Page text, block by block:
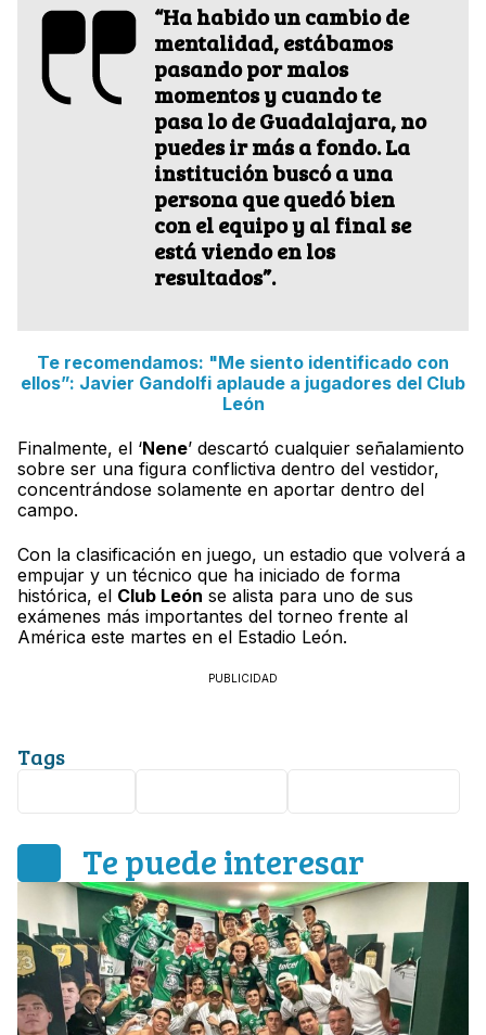
“Ha habido un cambio de
mentalidad, estábamos
pasando por malos
momentos y cuando te
pasa lo de Guadalajara, no
puedes ir más a fondo. La
institución buscó a una
persona que quedó bien
con el equipo y al final se
está viendo en los
resultados”.
Te recomendamos: "Me siento identificado con
ellos”: Javier Gandolfi aplaude a jugadores del Club
León
Finalmente, el ‘Nene’ descartó cualquier señalamiento
sobre ser una figura conflictiva dentro del vestidor,
concentrándose solamente en aportar dentro del
campo.
Con la clasificación en juego, un estadio que volverá a
empujar y un técnico que ha iniciado de forma
histórica, el Club León se alista para uno de sus
exámenes más importantes del torneo frente al
América este martes en el Estadio León.
PUBLICIDAD
Tags
Te puede interesar